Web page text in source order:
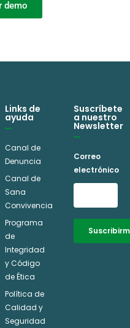
demo
Links de
ayuda
Canal de
Denuncia
Canal de
Sana
Convivencia
Programa
de
Integridad
y Código
de Ética
Política de
Calidad y
Seguridad
Suscríbete
a nuestro
Newsletter
Correo
electrónico